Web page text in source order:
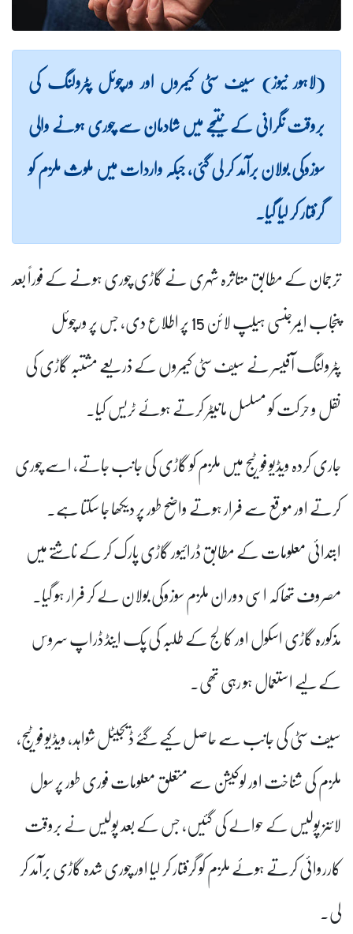
(لاہور نیوز) سیف سٹی کیمروں اور ورچوئل پٹرولنگ کی
بروقت نگرانی کے نتیجے میں شادمان سے چوری ہونے والی
سوزوکی بولان برآمد کر لی گئی، جبکہ واردات میں ملوث ملزم کو
گرفتار کر لیا گیا۔
ترجمان کے مطابق متاثرہ شہری نے گاڑی چوری ہونے کے فوراً بعد
پنجاب ایمرجنسی ہیلپ لائن 15 پر اطلاع دی، جس پر ورچوئل
پٹرولنگ آفیسر نے سیف سٹی کیمروں کے ذریعے مشتبہ گاڑی کی
نقل و حرکت کو مسلسل مانیٹر کرتے ہوئے ٹریس کیا۔
جاری کردہ ویڈیو فوٹیج میں ملزم کو گاڑی کی جانب جاتے، اسے چوری
کرتے اور موقع سے فرار ہوتے واضح طور پر دیکھا جا سکتا ہے۔
ابتدائی معلومات کے مطابق ڈرائیور گاڑی پارک کر کے ناشتے میں
مصروف تھا کہ اسی دوران ملزم سوزوکی بولان لے کر فرار ہو گیا۔
مذکورہ گاڑی اسکول اور کالج کے طلبہ کی پک اینڈ ڈراپ سروس
کے لیے استعمال ہو رہی تھی۔
سیف سٹی کی جانب سے حاصل کیے گئے ڈیجیٹل شواہد، ویڈیو فوٹیج،
ملزم کی شناخت اور لوکیشن سے متعلق معلومات فوری طور پر سول
لائنز پولیس کے حوالے کی گئیں، جس کے بعد پولیس نے بروقت
کارروائی کرتے ہوئے ملزم کو گرفتار کر لیا اور چوری شدہ گاڑی برآمد کر
لی۔